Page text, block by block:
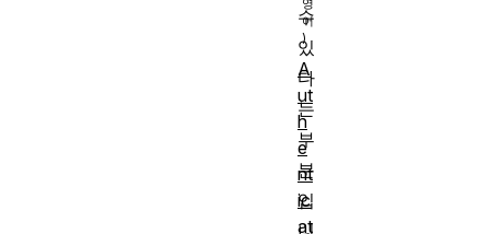
수
있
다
는
부
분
입
A
ut
h
e
nt
ic
at